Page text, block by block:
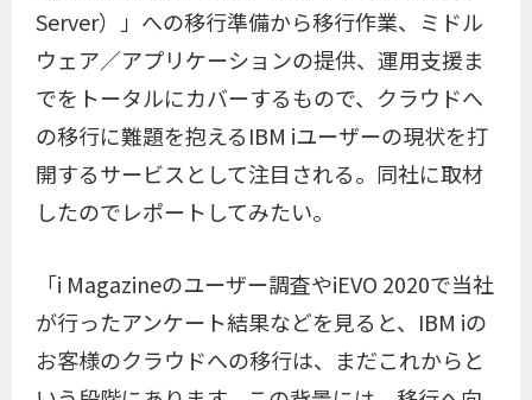
Server）」への移行準備から移行作業、ミドル
ウェア／アプリケーションの提供、運用支援ま
でをトータルにカバーするもので、クラウドへ
の移行に難題を抱えるIBM iユーザーの現状を打
開するサービスとして注目される。同社に取材
したのでレポートしてみたい。
「i Magazineのユーザー調査やiEVO 2020で当社
が行ったアンケート結果などを見ると、IBM iの
お客様のクラウドへの移行は、まだこれからと